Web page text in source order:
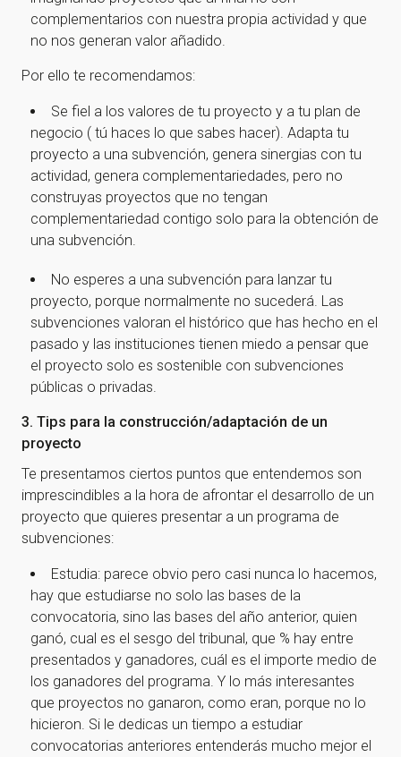
complementarios con nuestra propia actividad y que
no nos generan valor añadido.
Por ello te recomendamos:
Se fiel a los valores de tu proyecto y a tu plan de
negocio ( tú haces lo que sabes hacer). Adapta tu
proyecto a una subvención, genera sinergias con tu
actividad, genera complementariedades, pero no
construyas proyectos que no tengan
complementariedad contigo solo para la obtención de
una subvención.
No esperes a una subvención para lanzar tu
proyecto, porque normalmente no sucederá. Las
subvenciones valoran el histórico que has hecho en el
pasado y las instituciones tienen miedo a pensar que
el proyecto solo es sostenible con subvenciones
públicas o privadas.
3. Tips para la construcción/adaptación de un
proyecto
Te presentamos ciertos puntos que entendemos son
imprescindibles a la hora de afrontar el desarrollo de un
proyecto que quieres presentar a un programa de
subvenciones:
Estudia: parece obvio pero casi nunca lo hacemos,
hay que estudiarse no solo las bases de la
convocatoria, sino las bases del año anterior, quien
ganó, cual es el sesgo del tribunal, que % hay entre
presentados y ganadores, cuál es el importe medio de
los ganadores del programa. Y lo más interesantes
que proyectos no ganaron, como eran, porque no lo
hicieron. Si le dedicas un tiempo a estudiar
convocatorias anteriores entenderás mucho mejor el